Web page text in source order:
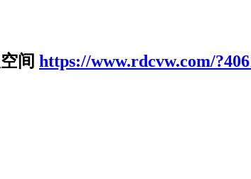
间 https://www.rdcvw.com/